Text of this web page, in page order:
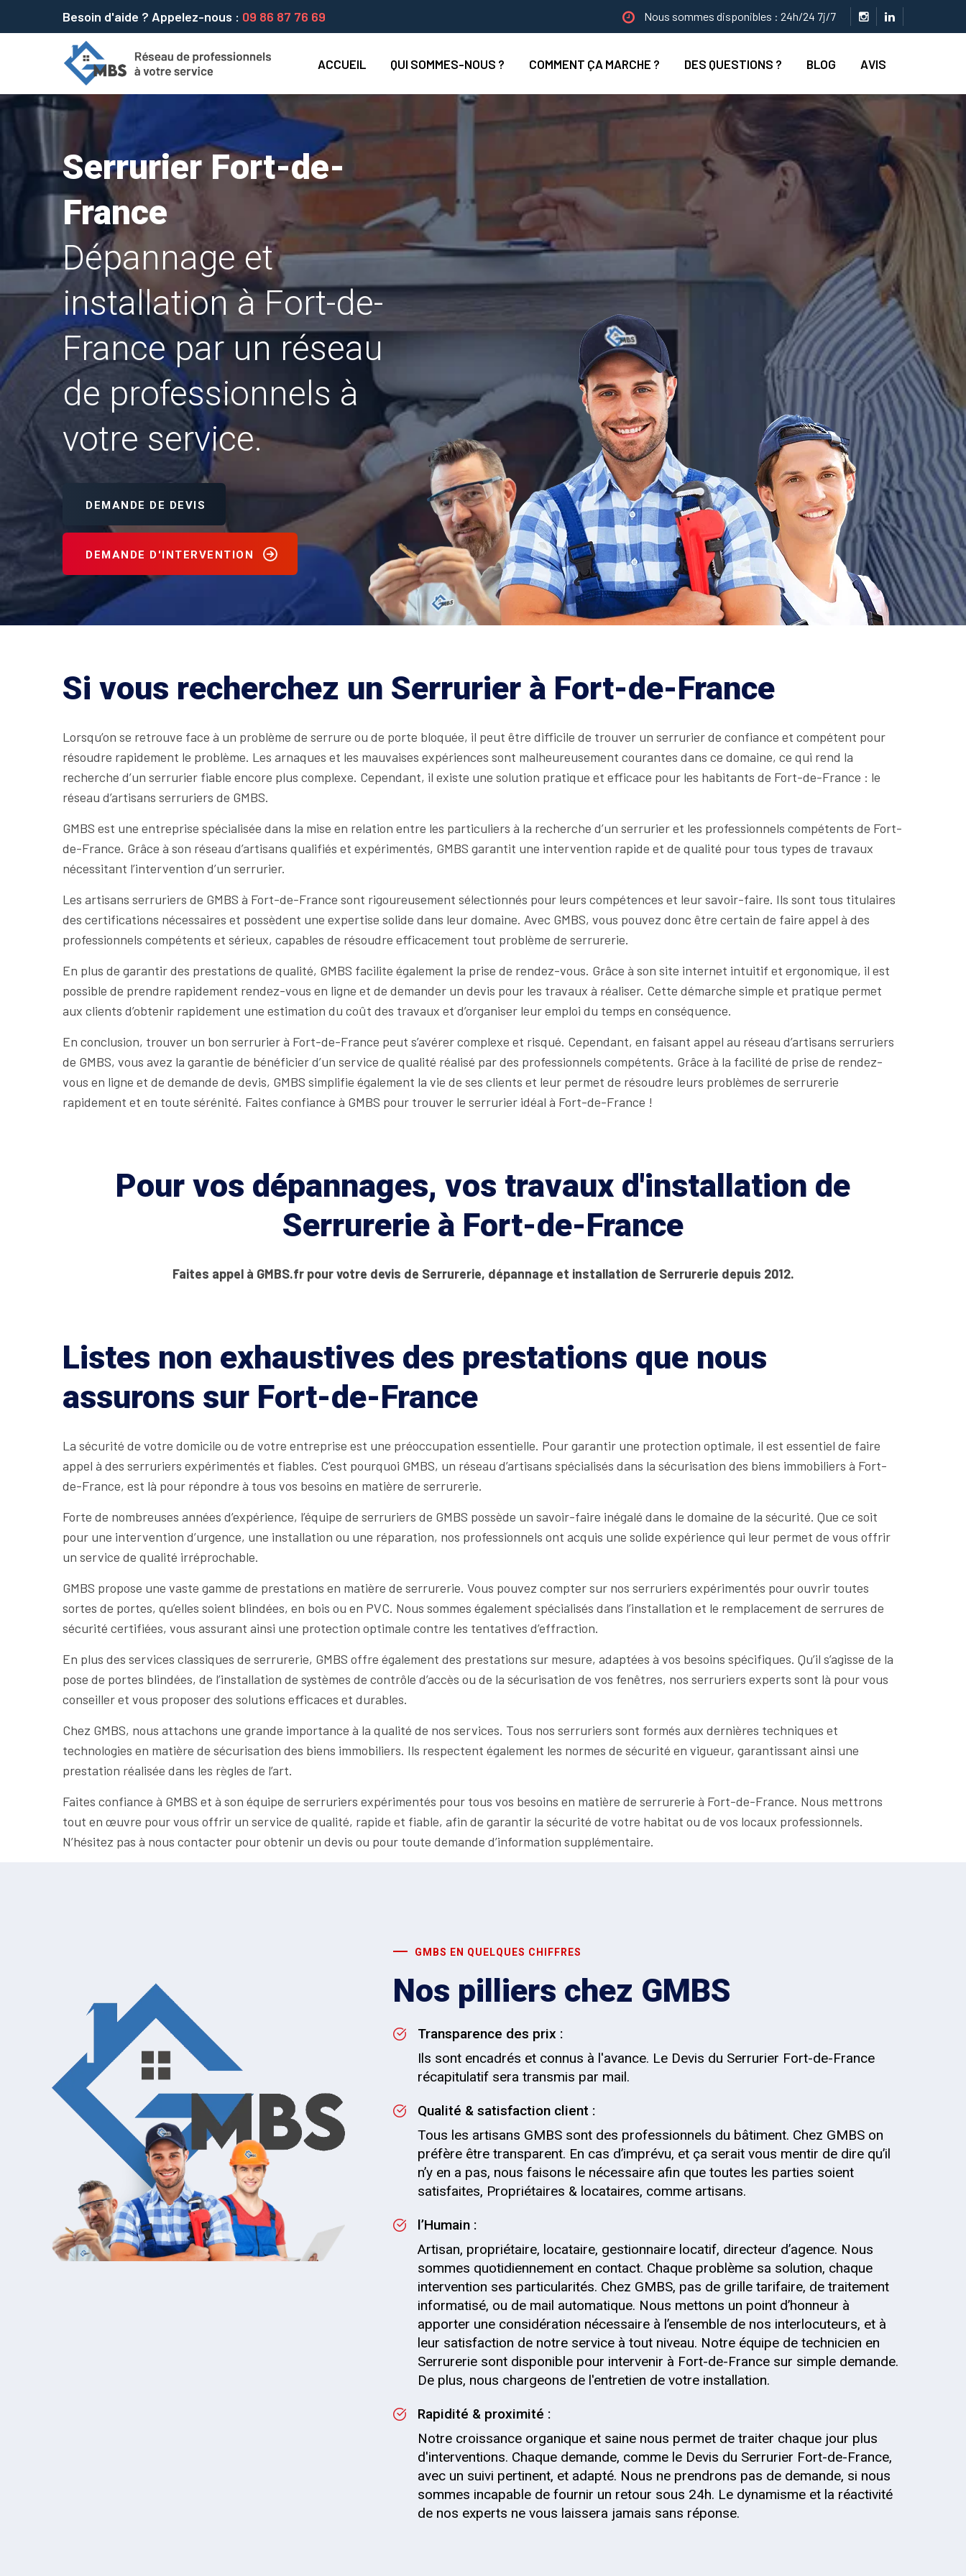
Besoin d'aide ? Appelez-nous : 09 86 87 76 69 Nous sommes disponibles : 24h/24 7j/7
ACCUEIL QUI SOMMES-NOUS ? COMMENT ÇA MARCHE ? DES QUESTIONS ? BLOG AVIS
Serrurier Fort-de-
France
Dépannage et
installation à Fort-de-
France par un réseau
de professionnels à
votre service.
DEMANDE DE DEVIS
DEMANDE D'INTERVENTION
Si vous recherchez un Serrurier à Fort-de-France
Lorsqu’on se retrouve face à un problème de serrure ou de porte bloquée, il peut être difficile de trouver un serrurier de confiance et compétent pour
résoudre rapidement le problème. Les arnaques et les mauvaises expériences sont malheureusement courantes dans ce domaine, ce qui rend la
recherche d’un serrurier fiable encore plus complexe. Cependant, il existe une solution pratique et efficace pour les habitants de Fort-de-France : le
réseau d’artisans serruriers de GMBS.
GMBS est une entreprise spécialisée dans la mise en relation entre les particuliers à la recherche d’un serrurier et les professionnels compétents de Fort-
de-France. Grâce à son réseau d’artisans qualifiés et expérimentés, GMBS garantit une intervention rapide et de qualité pour tous types de travaux
nécessitant l’intervention d’un serrurier.
Les artisans serruriers de GMBS à Fort-de-France sont rigoureusement sélectionnés pour leurs compétences et leur savoir-faire. Ils sont tous titulaires
des certifications nécessaires et possèdent une expertise solide dans leur domaine. Avec GMBS, vous pouvez donc être certain de faire appel à des
professionnels compétents et sérieux, capables de résoudre efficacement tout problème de serrurerie.
En plus de garantir des prestations de qualité, GMBS facilite également la prise de rendez-vous. Grâce à son site internet intuitif et ergonomique, il est
possible de prendre rapidement rendez-vous en ligne et de demander un devis pour les travaux à réaliser. Cette démarche simple et pratique permet
aux clients d’obtenir rapidement une estimation du coût des travaux et d’organiser leur emploi du temps en conséquence.
En conclusion, trouver un bon serrurier à Fort-de-France peut s’avérer complexe et risqué. Cependant, en faisant appel au réseau d’artisans serruriers
de GMBS, vous avez la garantie de bénéficier d’un service de qualité réalisé par des professionnels compétents. Grâce à la facilité de prise de rendez-
vous en ligne et de demande de devis, GMBS simplifie également la vie de ses clients et leur permet de résoudre leurs problèmes de serrurerie
rapidement et en toute sérénité. Faites confiance à GMBS pour trouver le serrurier idéal à Fort-de-France !
Pour vos dépannages, vos travaux d'installation de
Serrurerie à Fort-de-France
Faites appel à GMBS.fr pour votre devis de Serrurerie, dépannage et installation de Serrurerie depuis 2012.
Listes non exhaustives des prestations que nous
assurons sur Fort-de-France
La sécurité de votre domicile ou de votre entreprise est une préoccupation essentielle. Pour garantir une protection optimale, il est essentiel de faire
appel à des serruriers expérimentés et fiables. C’est pourquoi GMBS, un réseau d’artisans spécialisés dans la sécurisation des biens immobiliers à Fort-
de-France, est là pour répondre à tous vos besoins en matière de serrurerie.
Forte de nombreuses années d’expérience, l’équipe de serruriers de GMBS possède un savoir-faire inégalé dans le domaine de la sécurité. Que ce soit
pour une intervention d’urgence, une installation ou une réparation, nos professionnels ont acquis une solide expérience qui leur permet de vous offrir
un service de qualité irréprochable.
GMBS propose une vaste gamme de prestations en matière de serrurerie. Vous pouvez compter sur nos serruriers expérimentés pour ouvrir toutes
sortes de portes, qu’elles soient blindées, en bois ou en PVC. Nous sommes également spécialisés dans l’installation et le remplacement de serrures de
sécurité certifiées, vous assurant ainsi une protection optimale contre les tentatives d’effraction.
En plus des services classiques de serrurerie, GMBS offre également des prestations sur mesure, adaptées à vos besoins spécifiques. Qu’il s’agisse de la
pose de portes blindées, de l’installation de systèmes de contrôle d’accès ou de la sécurisation de vos fenêtres, nos serruriers experts sont là pour vous
conseiller et vous proposer des solutions efficaces et durables.
Chez GMBS, nous attachons une grande importance à la qualité de nos services. Tous nos serruriers sont formés aux dernières techniques et
technologies en matière de sécurisation des biens immobiliers. Ils respectent également les normes de sécurité en vigueur, garantissant ainsi une
prestation réalisée dans les règles de l’art.
Faites confiance à GMBS et à son équipe de serruriers expérimentés pour tous vos besoins en matière de serrurerie à Fort-de-France. Nous mettrons
tout en œuvre pour vous offrir un service de qualité, rapide et fiable, afin de garantir la sécurité de votre habitat ou de vos locaux professionnels.
N’hésitez pas à nous contacter pour obtenir un devis ou pour toute demande d’information supplémentaire.
GMBS EN QUELQUES CHIFFRES
Nos pilliers chez GMBS
Transparence des prix :
Ils sont encadrés et connus à l'avance. Le Devis du Serrurier Fort-de-France
récapitulatif sera transmis par mail.
Qualité & satisfaction client :
Tous les artisans GMBS sont des professionnels du bâtiment. Chez GMBS on
préfère être transparent. En cas d’imprévu, et ça serait vous mentir de dire qu’il
n’y en a pas, nous faisons le nécessaire afin que toutes les parties soient
satisfaites, Propriétaires & locataires, comme artisans.
l’Humain :
Artisan, propriétaire, locataire, gestionnaire locatif, directeur d’agence. Nous
sommes quotidiennement en contact. Chaque problème sa solution, chaque
intervention ses particularités. Chez GMBS, pas de grille tarifaire, de traitement
informatisé, ou de mail automatique. Nous mettons un point d’honneur à
apporter une considération nécessaire à l’ensemble de nos interlocuteurs, et à
leur satisfaction de notre service à tout niveau. Notre équipe de technicien en
Serrurerie sont disponible pour intervenir à Fort-de-France sur simple demande.
De plus, nous chargeons de l'entretien de votre installation.
Rapidité & proximité :
Notre croissance organique et saine nous permet de traiter chaque jour plus
d'interventions. Chaque demande, comme le Devis du Serrurier Fort-de-France,
avec un suivi pertinent, et adapté. Nous ne prendrons pas de demande, si nous
sommes incapable de fournir un retour sous 24h. Le dynamisme et la réactivité
de nos experts ne vous laissera jamais sans réponse.